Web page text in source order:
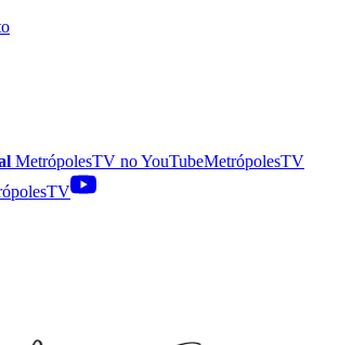
MetrópolesTV noYouTubeMetrópolesTV